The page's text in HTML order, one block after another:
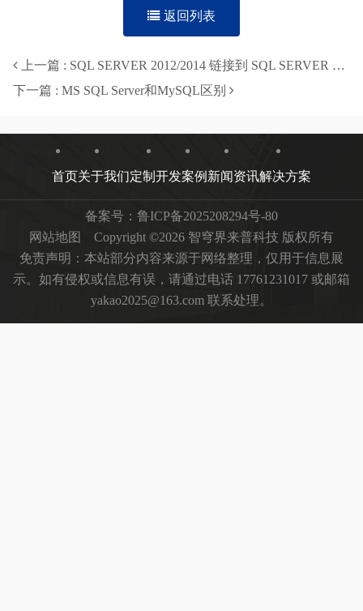
返回列表
上一篇 : SQL SERVER 2012/2014 链接到 SQL SERVER 2000的各种坑
下一篇 : MS SQL Server和MySQL区别
首页关于我们定制开发案例 新闻资讯解决方案
备案号： 鲁ICP备2025208294号-80
网站地图
Copyright ©2026 智穹界来普科技 版权所有
免责声明：本站部分内容来源于网络整理，仅用于信息展
示。如有侵权或信息有误，请通过电话 17761231017 或邮箱
yakao2025@163.com 联系处理。